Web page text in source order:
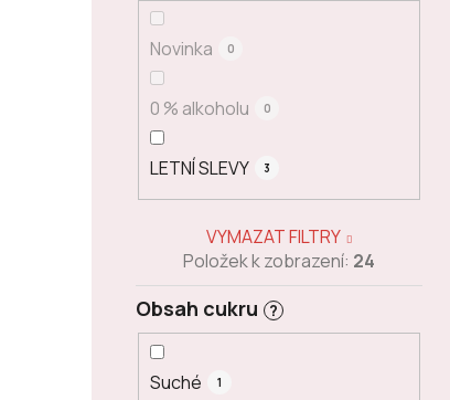
Novinka 0
0 % alkoholu 0
LETNÍ SLEVY 3
Obsah cukru ?
Suché 1
VYMAZAT FILTRY
Položek k zobrazení: 24